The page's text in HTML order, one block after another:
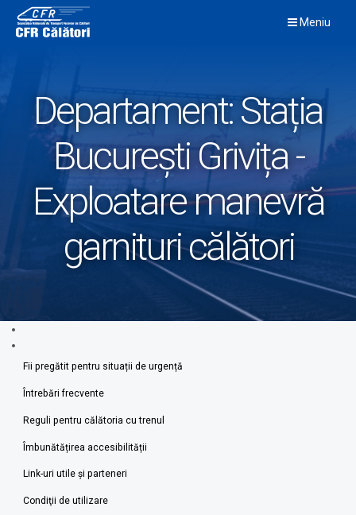
content
Meniu
Departament:Stația
București Grivița -
Exploatare manevră
garnituri călători
Fii pregătit pentru situații de urgență
Întrebări frecvente
Reguli pentru călătoria cu trenul
Îmbunătățirea accesibilității
Link-uri utile şi parteneri
Condiţii de utilizare